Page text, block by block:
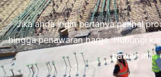
Jika anda ingin bertanya perihal
hingga penawaran harga. Hubungi
bawah ini.